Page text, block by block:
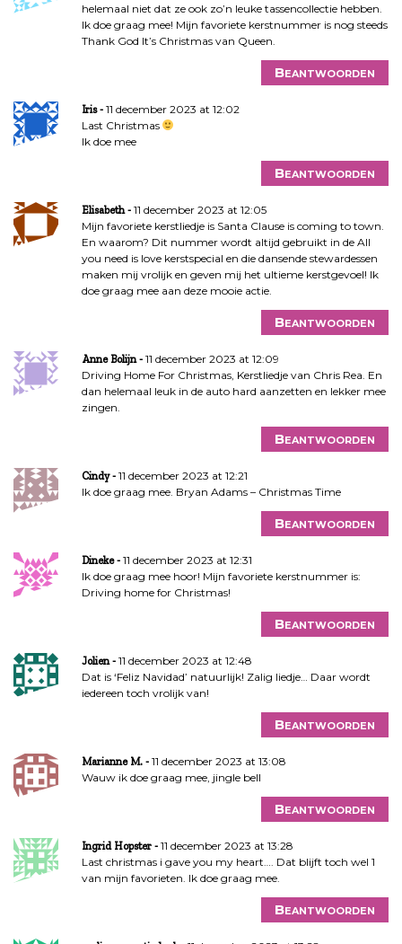
helemaal niet dat ze ook zo’n leuke tassencollectie hebben.
Ik doe graag mee! Mijn favoriete kerstnummer is nog steeds
Thank God It’s Christmas van Queen.
Beantwoorden
Iris
11 december 2023 at 12:02
Last Christmas
Ik doe mee
Beantwoorden
Elisabeth
11 december 2023 at 12:05
Mijn favoriete kerstliedje is Santa Clause is coming to town.
En waarom? Dit nummer wordt altijd gebruikt in de All
you need is love kerstspecial en die dansende stewardessen
maken mij vrolijk en geven mij het ultieme kerstgevoel! Ik
doe graag mee aan deze mooie actie.
Beantwoorden
Anne Bolijn
11 december 2023 at 12:09
Driving Home For Christmas, Kerstliedje van Chris Rea. En
dan helemaal leuk in de auto hard aanzetten en lekker mee
zingen.
Beantwoorden
Cindy
11 december 2023 at 12:21
Ik doe graag mee. Bryan Adams – Christmas Time
Beantwoorden
Dineke
11 december 2023 at 12:31
Ik doe graag mee hoor! Mijn favoriete kerstnummer is:
Driving home for Christmas!
Beantwoorden
Jolien
11 december 2023 at 12:48
Dat is ‘Feliz Navidad’ natuurlijk! Zalig liedje… Daar wordt
iedereen toch vrolijk van!
Beantwoorden
Marianne M.
11 december 2023 at 13:08
Wauw ik doe graag mee, jingle bell
Beantwoorden
Ingrid Hopster
11 december 2023 at 13:28
Last christmas i gave you my heart…. Dat blijft toch wel 1
van mijn favorieten. Ik doe graag mee.
Beantwoorden